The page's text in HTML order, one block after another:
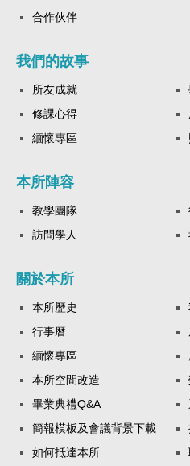
合作伙伴
我們的故事
所友成就
修課心得
緬懷專區
本所陣容
教學團隊
訪問學人
關於本所
本所歷史
行事曆
緬懷專區
本所空間改造
畢業典禮Q&A
簡報模板及會議背景下載
如何抵達本所